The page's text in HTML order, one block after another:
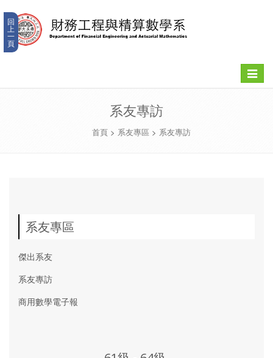
回
上
一
頁
Toggle
系友專訪
首頁> 系友專區 > 系友專訪
系友專區
傑出系友
系友專訪
商用數學電子報